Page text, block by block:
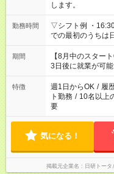
します。
勤務時間
▽シフト例 ・
での最初のうちは日勤からの
今ご覧のお仕事で
時間。 合計で週
期間
【8月中のスター
3日後に就業が可能
特徴 週1日からOK / 履
ト勤務 / 10名以上
要
気になる！
掲載元企業名 日研トー